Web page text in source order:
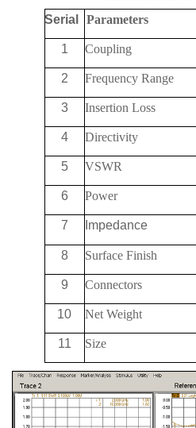
Serial Parameters
1 Coupling
2 Frequency Range
3 Insertion Loss
4 Directivity
5 VSWR
6 Power
7 Impedance
8 Surface Finish
9 Connectors
10 Net Weight
11 Size